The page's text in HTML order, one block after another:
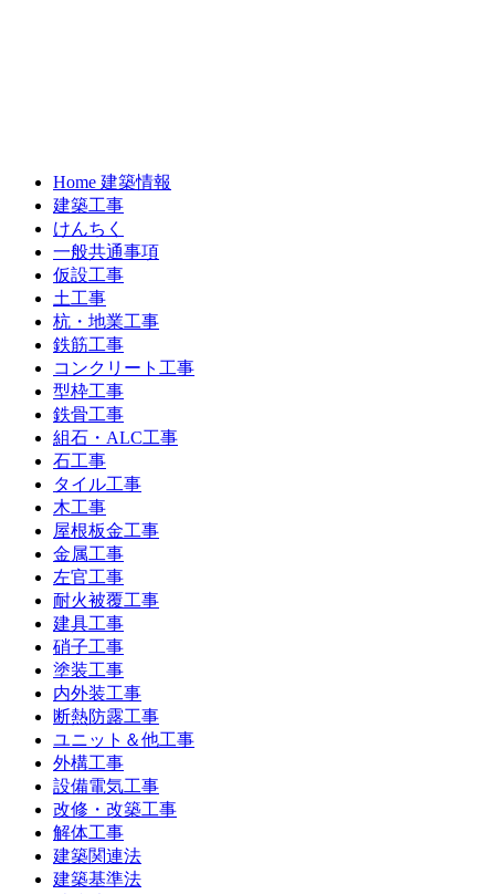
Home 建築情報
建築工事
けんちく
一般共通事項
仮設工事
土工事
杭・地業工事
鉄筋工事
コンクリート工事
型枠工事
鉄骨工事
組石・ALC工事
石工事
タイル工事
木工事
屋根板金工事
金属工事
左官工事
耐火被覆工事
建具工事
硝子工事
塗装工事
内外装工事
断熱防露工事
ユニット＆他工事
外構工事
設備電気工事
改修・改築工事
解体工事
建築関連法
建築基準法